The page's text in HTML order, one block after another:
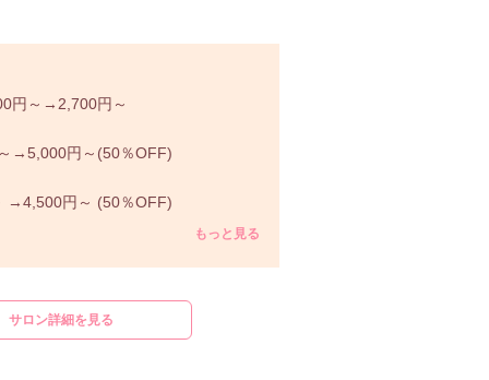
円～→2,700円～
→5,000円～(50％OFF)
→4,500円～ (50％OFF)
もっと見る
サロン詳細を見る